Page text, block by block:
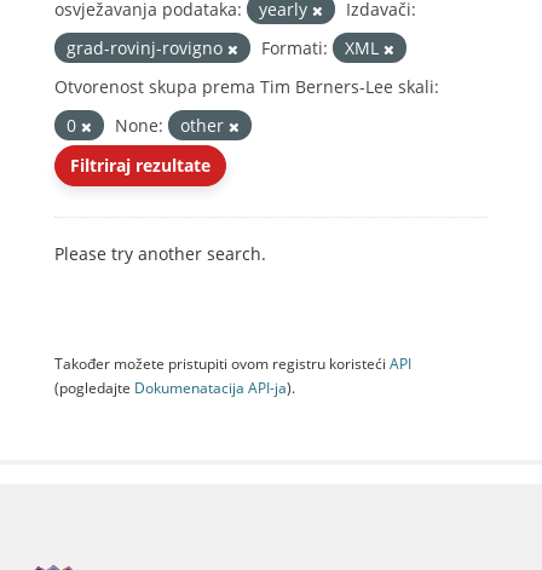
osvježavanja podataka:
yearly
Izdavači:
grad-rovinj-rovigno
Formati:
XML
Otvorenost skupa prema Tim Berners-Lee skali:
0
None:
other
Filtriraj rezultate
Please try another search.
Također možete pristupiti ovom registru koristeći API
(pogledajte Dokumenаtаcijа API-jа).